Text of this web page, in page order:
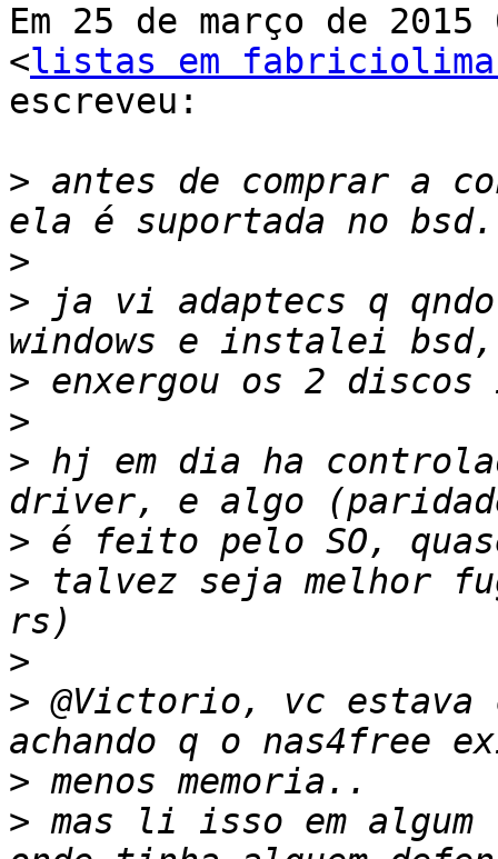
Em 25 de março de
<listas em
escreveu:
> antes de comprar a
>
> ja vi adaptecs q
>
>
> hj em dia ha
>
> talvez seja melhor
>
> @Victorio, vc estava
>
> mas li isso em